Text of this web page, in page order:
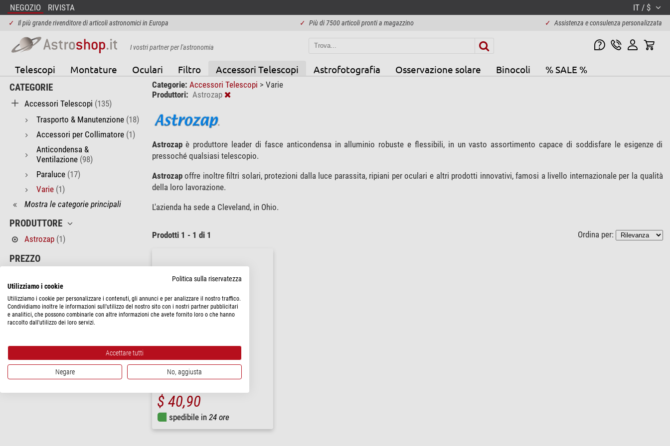
NEGOZIO RIVISTA IT / $
✓ Il più grande rivenditore di articoli astronomici in Europa ✓ Più di 7500 articoli pronti a magazzino ✓ Assistenza e consulenza personalizzata
I vostri partner per l'astronomia
Telescopi Montature Oculari Filtro Accessori Telescopi Astrofotografia Osservazione solare Binocoli % SALE %
CATEGORIE
Accessori Telescopi (135)
Trasporto & Manutenzione (18)
Accessori per Collimatore (1)
Anticondensa &
Ventilazione (98)
Paraluce (17)
Varie (1)
Mostra le categorie principali
PRODUTTORE
Astrozap (1)
PREZZO
STATO DI CONSEGNA
in magazzino(1)
Categorie: Accessori Telescopi > Varie
Produttori: Astrozap
Astrozapè produttore leader di fasce anticondensa in alluminio robuste e flessibili, in un vasto assortimento capace di soddisfare le esigenze di
pressoché qualsiasi telescopio.
Astrozapoffre inoltre filtri solari, protezioni dalla luce parassita, ripiani per oculari e altri prodotti innovativi, famosi a livello internazionale per la qualità
della loro lavorazione.
L'azienda ha sede a Cleveland, in Ohio.
Prodotti 1 - 1 di 1 Ordina per:
Astrozap
Vassoio portaoculari per Dobson
$ 40,90
spedibile in 24 ore
Politica sulla riservatezza
Utilizziamo i cookie
Utilizziamo i cookie per personalizzare i contenuti, gli annunci e per analizzare il nostro traffico.
Condividiamo inoltre le informazioni sull'utilizzo del nostro sito con i nostri partner pubblicitari
e analitici, che possono combinarle con altre informazioni che avete fornito loro o che hanno
raccolto dall'utilizzo dei loro servizi.
Accettare tutti
Negare No, aggiusta